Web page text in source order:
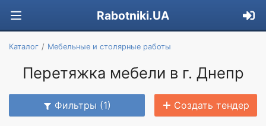
Rabotniki.UA
Каталог Мебельные и столярные работы
Перетяжка мебели в г. Днепр
Фильтры (1) Создать тендер